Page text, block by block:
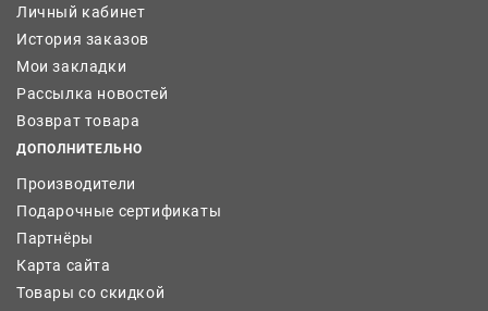
Личный кабинет
История заказов
Мои закладки
Рассылка новостей
Возврат товара
ДОПОЛНИТЕЛЬНО
Производители
Подарочные сертификаты
Партнёры
Карта сайта
Товары со скидкой